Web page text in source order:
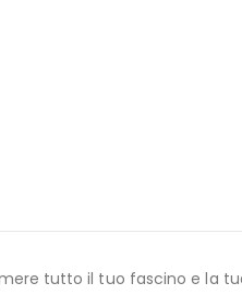
tutto il tuo fascino e la